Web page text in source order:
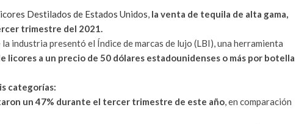
Destilados de Estados Unidos, la venta de tequila de alta gama,
trimestre del 2021.
industria presentó el Índice de marcas de lujo (LBI), una herramienta
licores a un precio de 50 dólares estadounidenses o más por botella
categorías:
un 47% durante el tercer trimestre de este año, en comparación